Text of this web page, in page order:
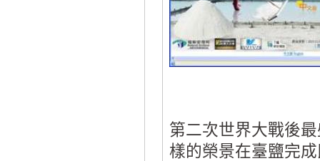
第二次世界大戰後
樣的榮景在臺鹽完